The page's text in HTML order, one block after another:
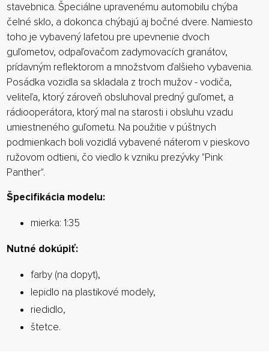
stavebnica. Špeciálne upravenému automobilu chýba
čelné sklo, a dokonca chýbajú aj bočné dvere. Namiesto
toho je vybavený lafetou pre upevnenie dvoch
guľometov, odpaľovačom zadymovacích granátov,
prídavným reflektorom a množstvom ďalšieho vybavenia.
Posádka vozidla sa skladala z troch mužov - vodiča,
veliteľa, ktorý zároveň obsluhoval predný guľomet, a
rádiooperátora, ktorý mal na starosti i obsluhu vzadu
umiestneného guľometu. Na použitie v púštnych
podmienkach boli vozidlá vybavené náterom v pieskovo
ružovom odtieni, čo viedlo k vzniku prezývky "Pink
Panther".
Špecifikácia modelu:
mierka: 1:35
Nutné dokúpiť:
farby (na dopyt),
lepidlo na plastikové modely,
riedidlo,
štetce.